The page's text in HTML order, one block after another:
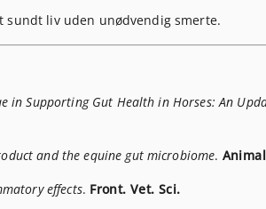
sundt liv uden unødvendig smerte.
in Supporting Gut Health in Horses: An
and the equine gut microbiome.
effects. Front. Vet. Sci.